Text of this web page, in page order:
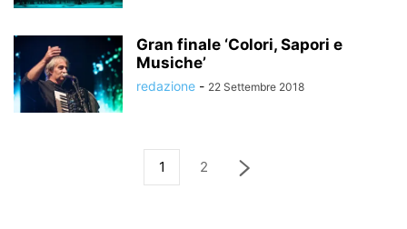
Gran finale ‘Colori, Sapori e
Musiche’
redazione - 22 Settembre 2018
1 2